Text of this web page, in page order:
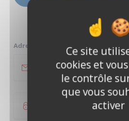
ou
Adresse e-mail
Ce site
cookies et
le contrôle
que vous
activer